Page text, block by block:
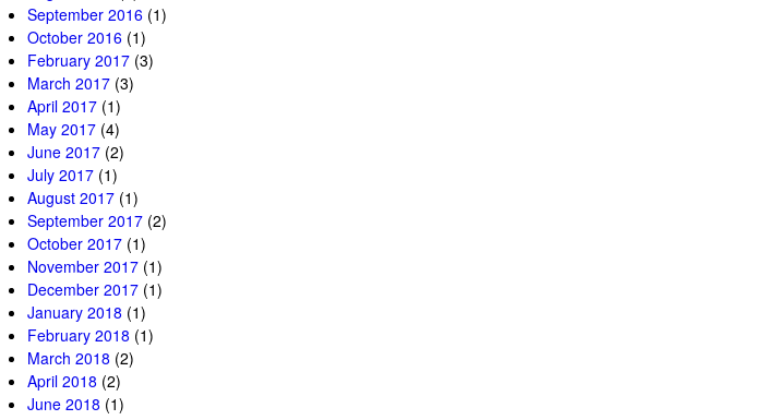
September 2016 (1)
October 2016 (1)
February 2017 (3)
March 2017 (3)
April 2017 (1)
May 2017 (4)
June 2017 (2)
July 2017 (1)
August 2017 (1)
September 2017 (2)
October 2017 (1)
November 2017 (1)
December 2017 (1)
January 2018 (1)
February 2018 (1)
March 2018 (2)
April 2018 (2)
June 2018 (1)